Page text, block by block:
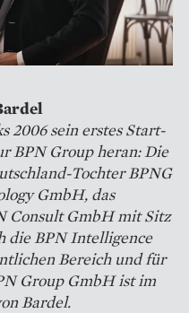
2006 sein erstes Start-
BPN Group heran: Die
Tochter BPNG
GmbH, das
Consult GmbH mit Sitz
die BPN Intelligence
Bereich und für
Group GmbH ist im
Bardel.